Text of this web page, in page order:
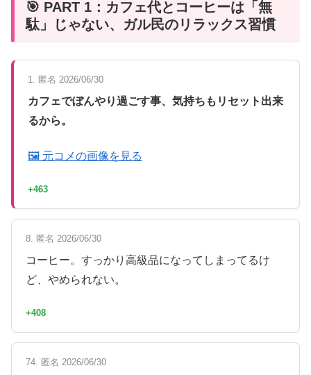
🎯 PART 1：カフェ代とコーヒーは「無
駄」じゃない、ガル民のリラックス習慣
1. 匿名 2026/06/30
カフェでぼんやり過ごす事、気持ちもリセット出来
るから。
🖼 元コメの画像を見る
+463
8. 匿名 2026/06/30
コーヒー。すっかり高級品になってしまってるけ
ど、やめられない。
+408
74. 匿名 2026/06/30